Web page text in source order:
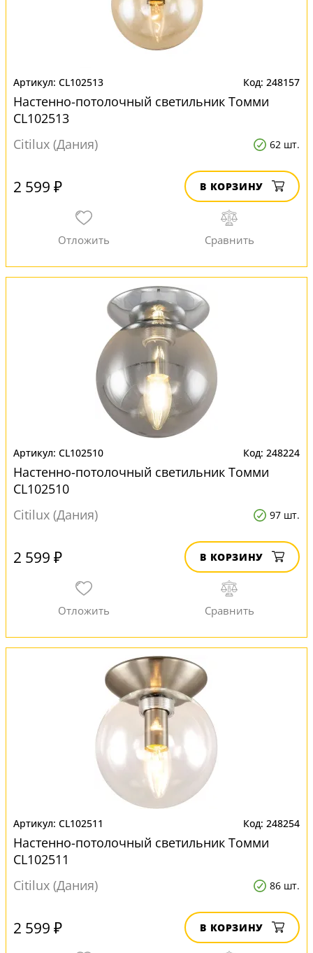
CL102513 248157
Настенно-потолочный светильник Томми
CL102513
Citilux (Дания)
62 шт.
2 599 ₽ В КОРЗИНУ
CL102510 248224
Настенно-потолочный светильник Томми
CL102510
Citilux (Дания)
97 шт.
2 599 ₽ В КОРЗИНУ
CL102511 248254
Настенно-потолочный светильник Томми
CL102511
Citilux (Дания)
86 шт.
2 599 ₽ В КОРЗИНУ